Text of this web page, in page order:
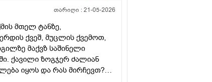
თარიღი :21-05-2026
მთელ ტანზე,
ქვეშ, მუცლის ქვემოთ,
მაქვზ საშინელი
ქავილი ზოგჯერ ძალიან
იყოს და რას მირჩევთ?